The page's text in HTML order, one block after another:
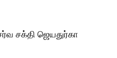
சக்தி ஜெயதுர்கா